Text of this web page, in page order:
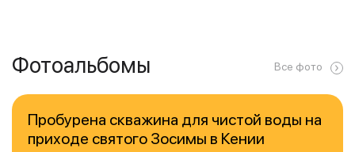
Фотоальбомы Все фото
Пробурена скважина для чистой воды на
приходе святого Зосимы в Кении